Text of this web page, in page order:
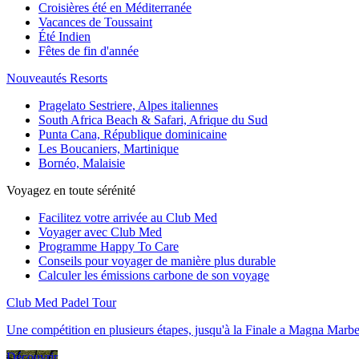
Croisières été en Méditerranée
Vacances de Toussaint
Été Indien
Fêtes de fin d'année
Nouveautés Resorts
Pragelato Sestriere, Alpes italiennes
South Africa Beach & Safari, Afrique du Sud
Punta Cana, République dominicaine
Les Boucaniers, Martinique
Bornéo, Malaisie
Voyagez en toute sérénité
Facilitez votre arrivée au Club Med
Voyager avec Club Med
Programme Happy To Care
Conseils pour voyager de manière plus durable
Calculer les émissions carbone de son voyage
Club Med Padel Tour
Une compétition en plusieurs étapes, jusqu'à la Finale a Magna